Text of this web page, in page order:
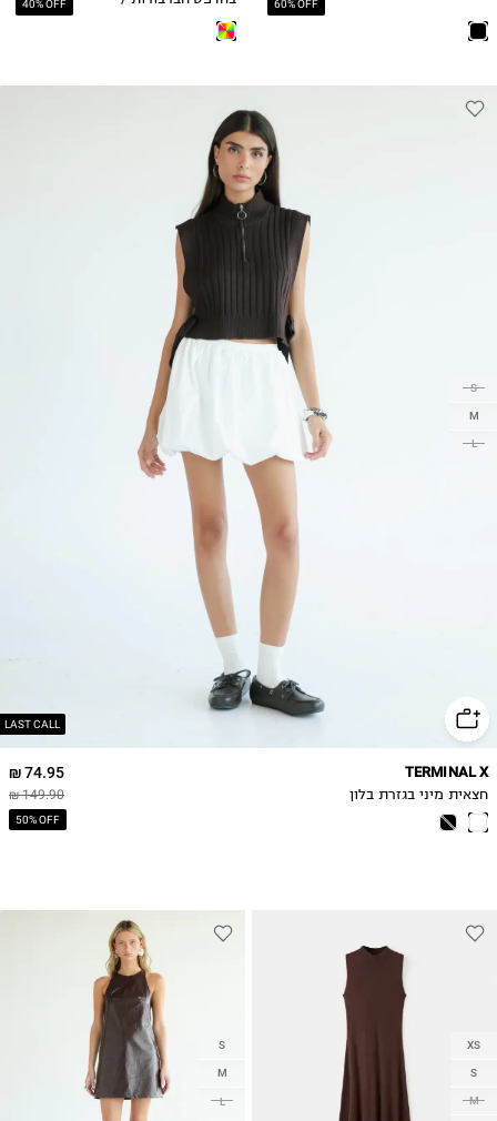
60% OFF
40% OFF
LAST CALL
S
M
L
74.95 ₪
149.90 ₪
50% OFF
TERMINAL X
חצאית מיני בגזרת בלון
XS
S
M
S
M
L